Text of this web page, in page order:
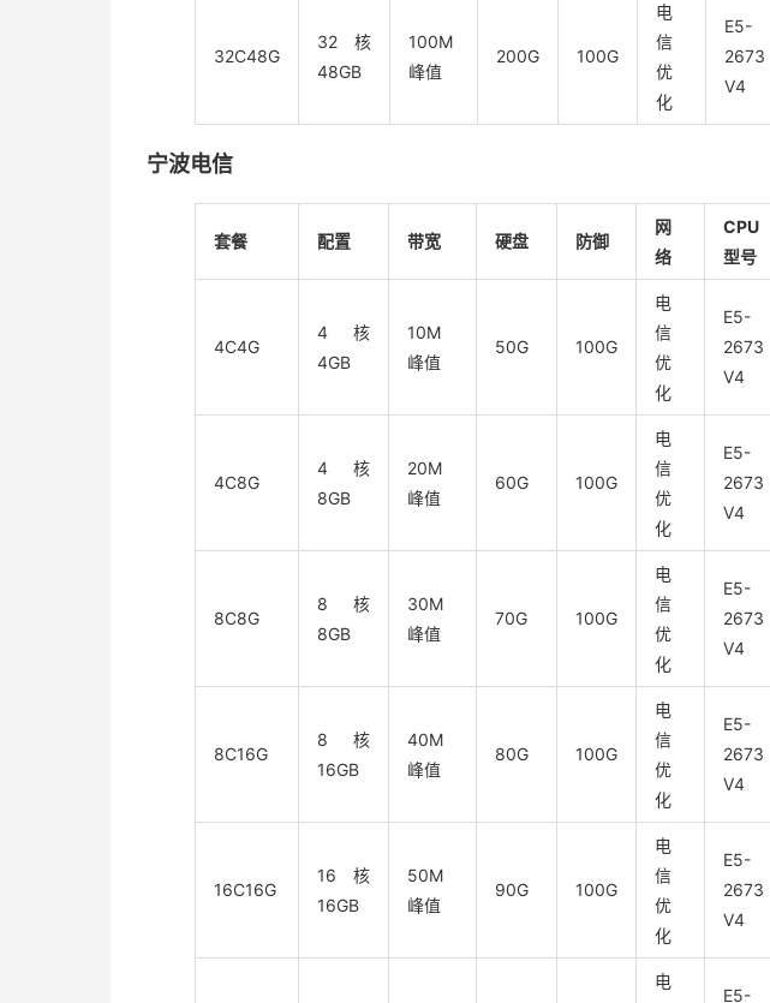
32C48G
32核
48GB
100M
峰值
200G 100G
电
信
优
化
E5-
2673
V4
宁波电信
套餐 配置 带宽 硬盘 防御
网
络
CPU
型号
4C4G
4核
4GB
10M
峰值
50G 100G
电
信
优
化
E5-
2673
V4
4C8G
4核
8GB
20M
峰值
60G 100G
电
信
优
化
E5-
2673
V4
8C8G
8核
8GB
30M
峰值
70G 100G
电
信
优
化
E5-
2673
V4
8C16G
8核
16GB
40M
峰值
80G 100G
电
信
优
化
E5-
2673
V4
16C16G
16核
16GB
50M
峰值
90G 100G
电
信
优
化
E5-
2673
V4
电
E5-